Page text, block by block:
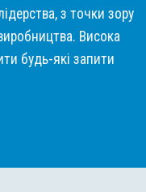
з точки зору
Висока
будь-які запити